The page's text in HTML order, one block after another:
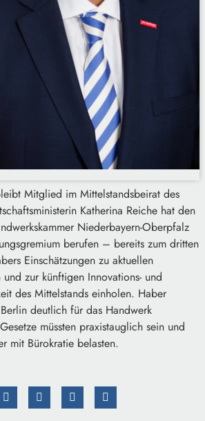
Mitglied im Mittelstandsbeirat des
Katherina Reiche hat den
Niederbayern-Oberpfalz
berufen – bereits zum dritten
Einschätzungen zu aktuellen
zur künftigen Innovations- und
des Mittelstands einholen. Haber
deutlich für das Handwerk
müssten praxistauglich sein und
mit Bürokratie belasten.